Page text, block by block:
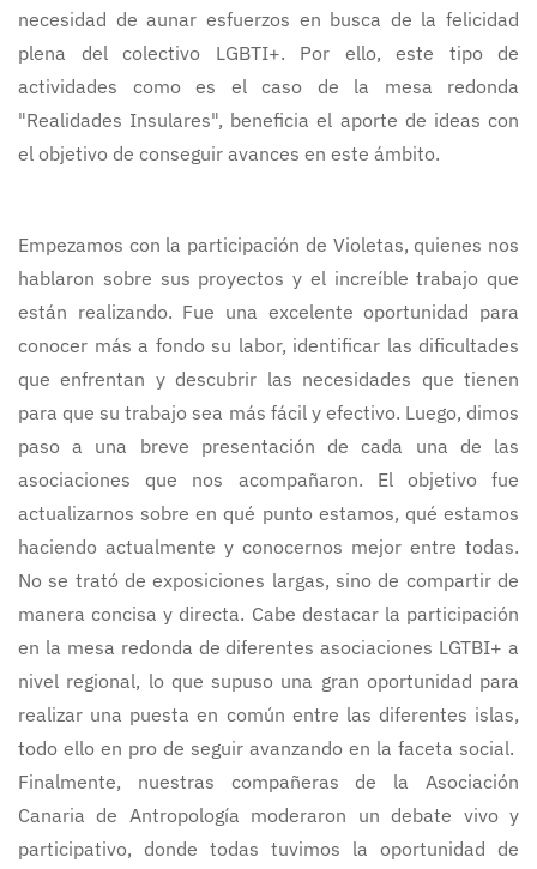
necesidad de aunar esfuerzos en busca de la felicidad
plena del colectivo LGBTI+. Por ello, este tipo de
actividades como es el caso de la mesa redonda
"Realidades Insulares", beneficia el aporte de ideas con
el objetivo de conseguir avances en este ámbito.
Empezamos con la participación de Violetas, quienes nos
hablaron sobre sus proyectos y el increíble trabajo que
están realizando. Fue una excelente oportunidad para
conocer más a fondo su labor, identificar las dificultades
que enfrentan y descubrir las necesidades que tienen
para que su trabajo sea más fácil y efectivo. Luego, dimos
paso a una breve presentación de cada una de las
asociaciones que nos acompañaron. El objetivo fue
actualizarnos sobre en qué punto estamos, qué estamos
haciendo actualmente y conocernos mejor entre todas.
No se trató de exposiciones largas, sino de compartir de
manera concisa y directa. Cabe destacar la participación
en la mesa redonda de diferentes asociaciones LGTBI+ a
nivel regional, lo que supuso una gran oportunidad para
realizar una puesta en común entre las diferentes islas,
todo ello en pro de seguir avanzando en la faceta social.
Finalmente, nuestras compañeras de la Asociación
Canaria de Antropología moderaron un debate vivo y
participativo, donde todas tuvimos la oportunidad de